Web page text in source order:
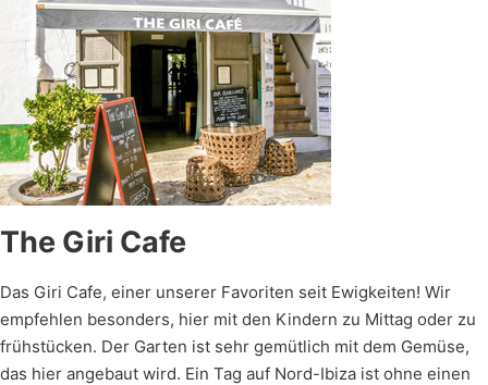
The Giri Cafe
Das Giri Cafe, einer unserer Favoriten seit Ewigkeiten! Wir
empfehlen besonders, hier mit den Kindern zu Mittag oder zu
frühstücken. Der Garten ist sehr gemütlich mit dem Gemüse,
das hier angebaut wird. Ein Tag auf Nord-Ibiza ist ohne einen